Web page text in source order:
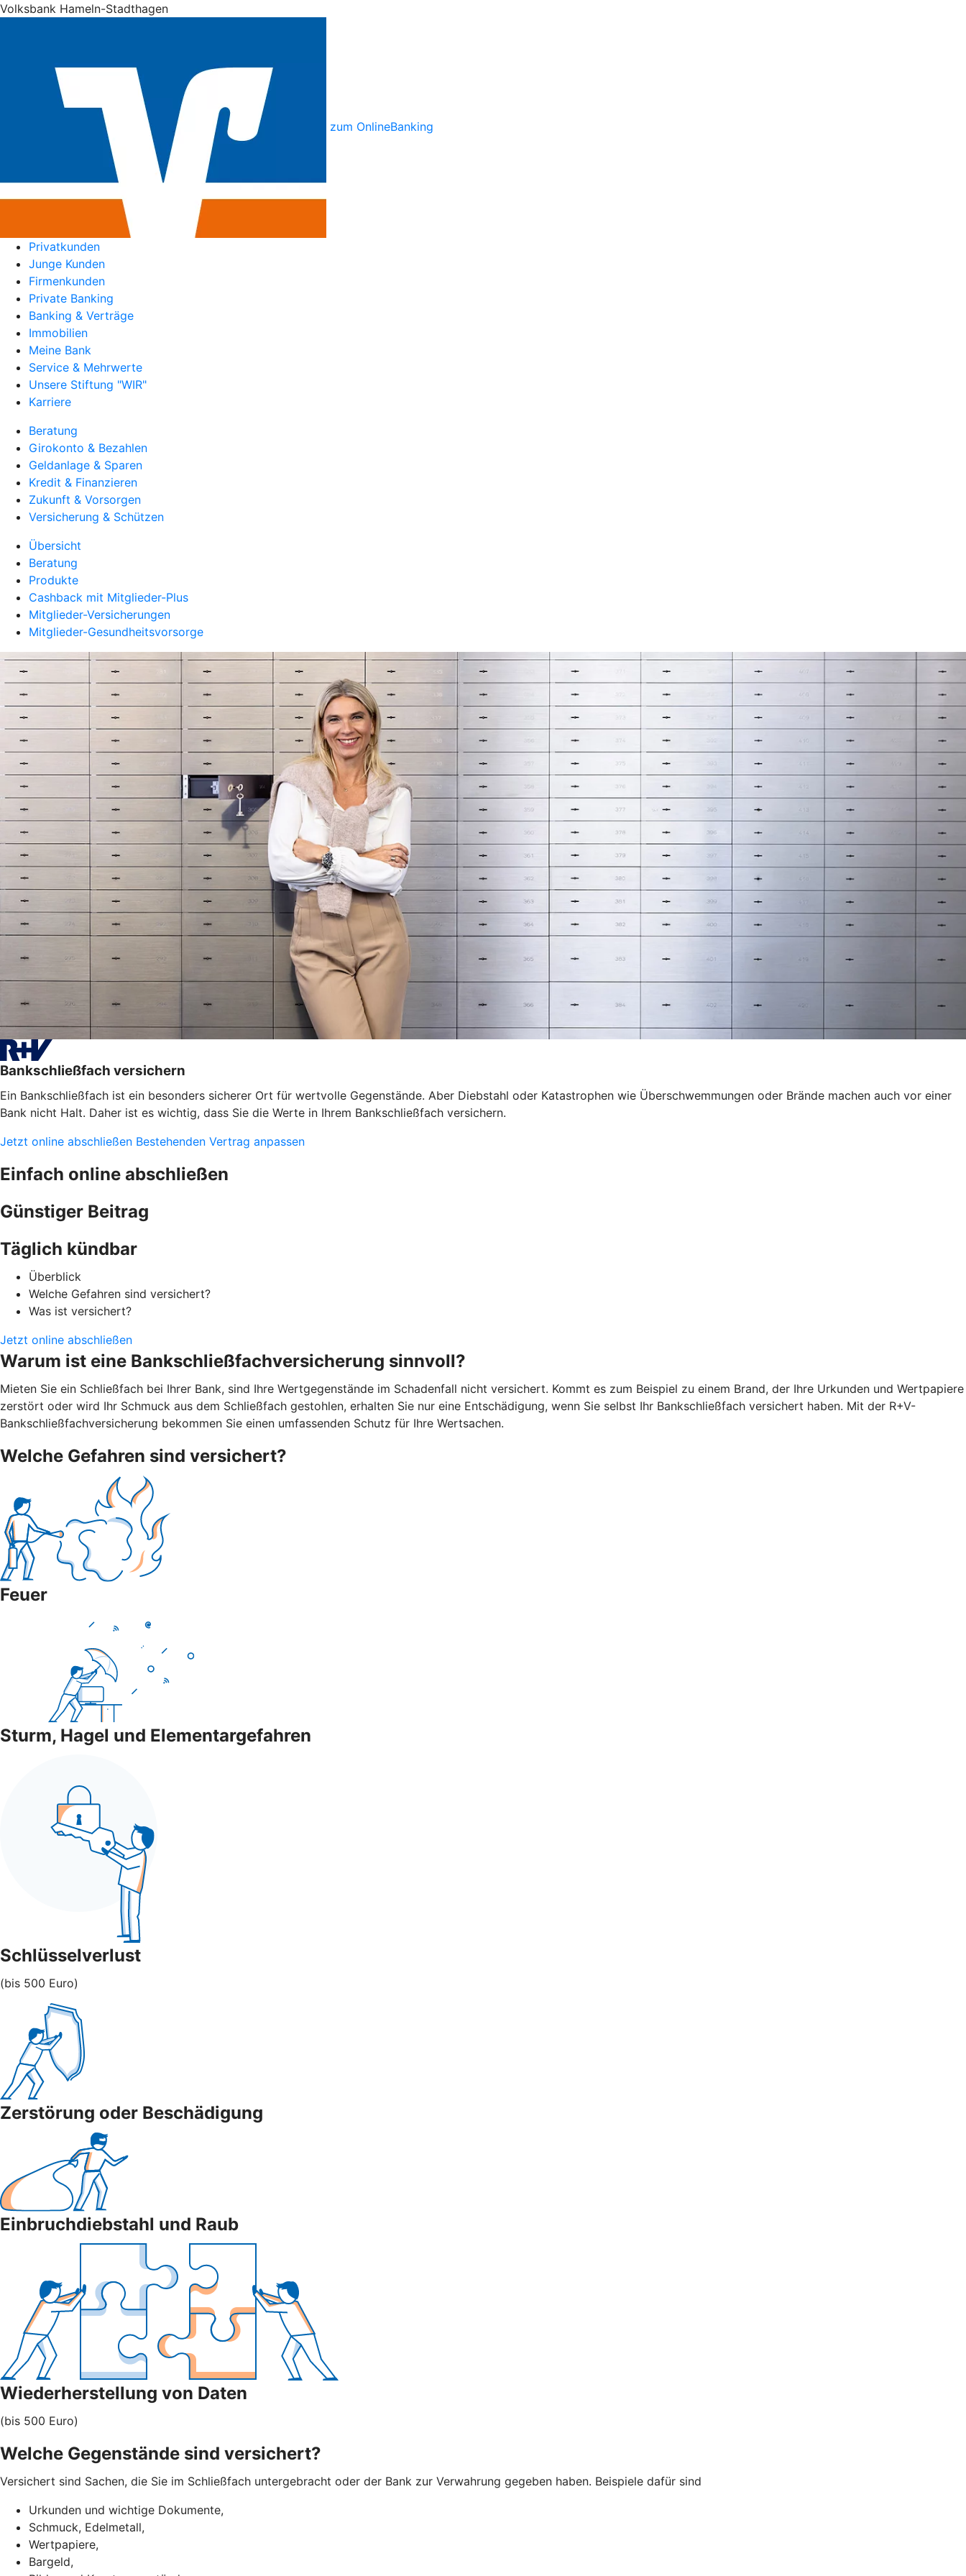
Volksbank Hameln-Stadthagen
zum OnlineBanking
Privatkunden
Junge Kunden
Firmenkunden
Private Banking
Banking & Verträge
Immobilien
Meine Bank
Service & Mehrwerte
Unsere Stiftung "WIR"
Karriere
Beratung
Girokonto & Bezahlen
Geldanlage & Sparen
Kredit & Finanzieren
Zukunft & Vorsorgen
Versicherung & Schützen
Übersicht
Beratung
Produkte
Cashback mit Mitglieder-Plus
Mitglieder-Versicherungen
Mitglieder-Gesundheitsvorsorge
Bankschließfach versichern
Ein Bankschließfach ist ein besonders sicherer Ort für wertvolle Gegenstände. Aber Diebstahl oder Katastrophen wie Überschwemmungen oder Brände machen auch vor einer
Bank nicht Halt. Daher ist es wichtig, dass Sie die Werte in Ihrem Bankschließfach versichern.
Jetzt online abschließen Bestehenden Vertrag anpassen
Einfach online abschließen
Günstiger Beitrag
Täglich kündbar
Überblick
Welche Gefahren sind versichert?
Was ist versichert?
Jetzt online abschließen
Warum ist eine Bankschließfachversicherung sinnvoll?
Mieten Sie ein Schließfach bei Ihrer Bank, sind Ihre Wertgegenstände im Schadenfall nicht versichert. Kommt es zum Beispiel zu einem Brand, der Ihre Urkunden und Wertpapiere
zerstört oder wird Ihr Schmuck aus dem Schließfach gestohlen, erhalten Sie nur eine Entschädigung, wenn Sie selbst Ihr Bankschließfach versichert haben. Mit der R+V-
Bankschließfachversicherung bekommen Sie einen umfassenden Schutz für Ihre Wertsachen.
Welche Gefahren sind versichert?
Feuer
Sturm, Hagel und Elementargefahren
Schlüsselverlust
(bis 500 Euro)
Zerstörung oder Beschädigung
Einbruchdiebstahl und Raub
Wiederherstellung von Daten
(bis 500 Euro)
Welche Gegenstände sind versichert?
Versichert sind Sachen, die Sie im Schließfach untergebracht oder der Bank zur Verwahrung gegeben haben. Beispiele dafür sind
Urkunden und wichtige Dokumente,
Schmuck, Edelmetall,
Wertpapiere,
Bargeld,